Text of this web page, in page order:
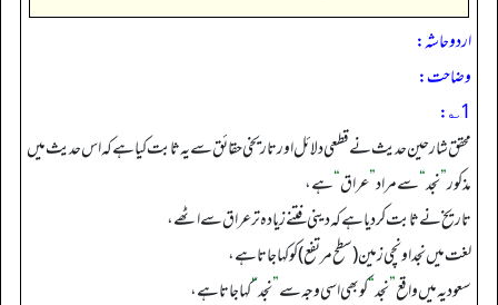
اردو حاشہ:
وضاحت:
1؎:
محقق شارحین حدیث نے قطعی دلائل اورتاریخی حقائق سے یہ ثابت کیا ہے کہ اس حدیث میں
مذکور”نجد“سے مراد”عراق“ہے،
تاریخ نے ثابت کر دیا ہے کہ دینی فتنے زیادہ تر عراق سے اٹھے،
لغت میں نجد اونچی زمین (سطح مرتفع) کو کہا جاتا ہے،
سعودیہ میں واقع”نجد“کو بھی اسی وجہ سے”نجد“کہا جاتا ہے،